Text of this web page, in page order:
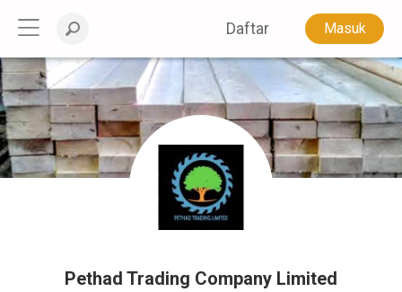
Daftar Masuk
Pethad Trading Company Limited